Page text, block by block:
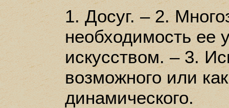
1. Досуг. – 2.
необходимость ее
искусством. – 3.
возможного или
динамического.